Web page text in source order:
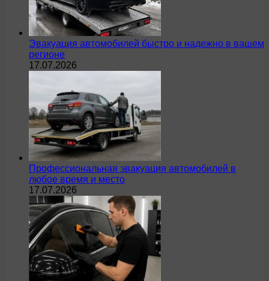
Эвакуация автомобилей быстро и надежно в вашем
регионе
17.07.2026
Профессиональная эвакуация автомобилей в
любое время и место
17.07.2026